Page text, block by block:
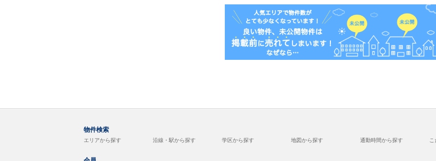
物件検索
エリアから探す 沿線・駅から探す 学区から探す 地図から探す 通勤時間から探す